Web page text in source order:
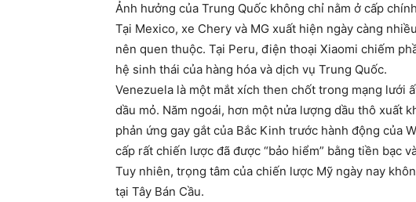
Ảnh hưởng của Trung Quốc không chỉ nằm ở cấp
Tại Mexico, xe Chery và MG xuất hiện ngày càng
nên quen thuộc. Tại Peru, điện thoại Xiaomi chiếm
hệ sinh thái của hàng hóa và dịch vụ Trung Quốc.
Venezuela là một mắt xích then chốt trong mạng lưới
dầu mỏ. Năm ngoái, hơn một nửa lượng dầu thô xuất
phản ứng gay gắt của Bắc Kinh trước hành động của
cấp rất chiến lược đã được “bảo hiểm” bằng tiền bạc
Tuy nhiên, trọng tâm của chiến lược Mỹ ngày nay
tại Tây Bán Cầu.